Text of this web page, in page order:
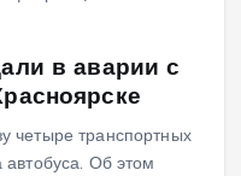
в аварии с
четыре транспортных
автобуса. Об этом